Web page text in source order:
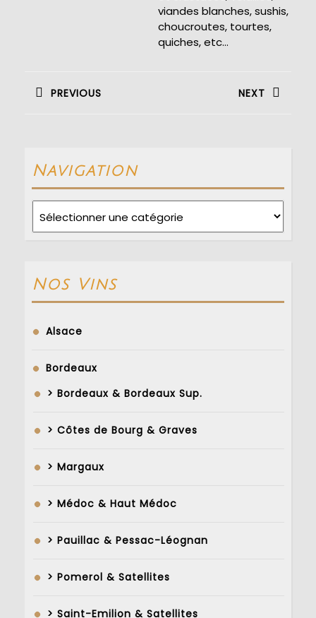
viandes blanches, sushis,
choucroutes, tourtes,
quiches, etc…
dePREVIOUS NEXT
Navigation
Nos Vins
Alsace
Bordeaux
> Bordeaux & Bordeaux Sup.
> Côtes de Bourg & Graves
> Margaux
> Médoc & Haut Médoc
> Pauillac & Pessac-Léognan
> Pomerol & Satellites
> Saint-Emilion & Satellites